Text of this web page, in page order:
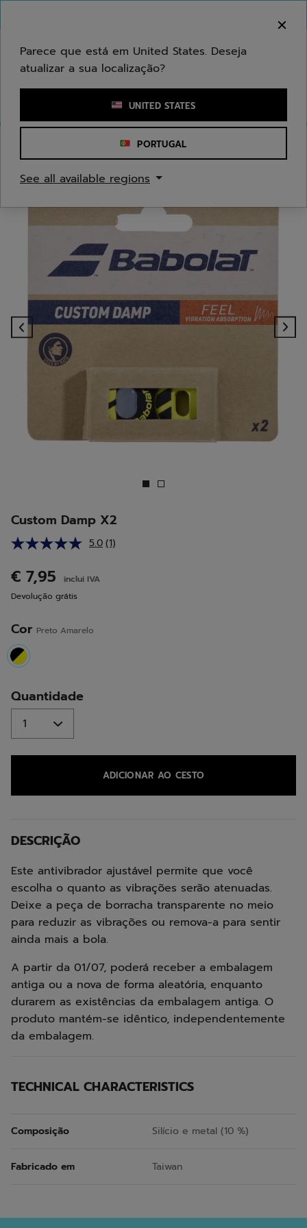
Introduzir uma palavra-chave ou um número de artigo
Previous
Custom Damp X2
5.0 Leu
(1)
€ 7,95
inclui IVA
Devolução grátis
Cor Preto Amarelo
selected
Quantidade
ADICIONAR AO CESTO
DESCRIÇÃO
Este antivibrador ajustável permite que você
escolha o quanto as vibrações serão atenuadas.
Deixe a peça de borracha transparente no meio
para reduzir as vibrações ou remova-a para sentir
ainda mais a bola.
A partir da 01/07, poderá receber a embalagem
antiga ou a nova de forma aleatória, enquanto
durarem as existências da embalagem antiga. O
produto mantém-se idêntico, independentemente
da embalagem.
TECHNICAL CHARACTERISTICS
Composição Silício e metal (10 %)
Fabricado em Taiwan
Parece que está em United States. Deseja
atualizar a sua localização?
UNITED STATES
PORTUGAL
See all available regions